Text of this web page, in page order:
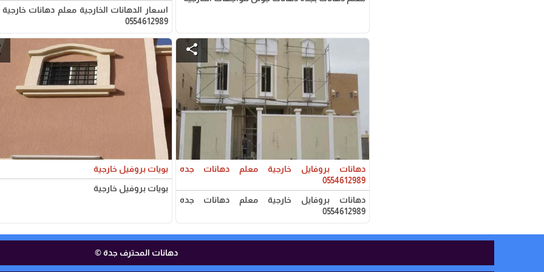
اسعار الدهانات الخارجية معلم دهانات
0554612989
share
دهانات بروفايل خارجية معلم دهانات جده
0554612989
دهانات بروفايل خارجية معلم دهانات جده
0554612989
بويات بروفيل خارجية
بويات بروفيل خارجية
دهانات المحترف جدة ©